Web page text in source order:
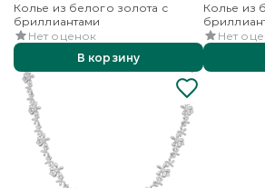
Колье из белого золота с
бриллиантами
Нет оценок
В корзину
Колье из
Нет